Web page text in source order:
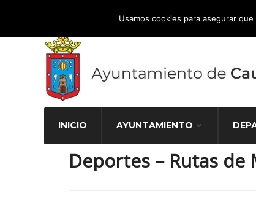
Atención Ciudadana 965 827 000
INICIO AYUNTAMIENTO
Deportes – Rutas de
Usamos cookies para asegurar